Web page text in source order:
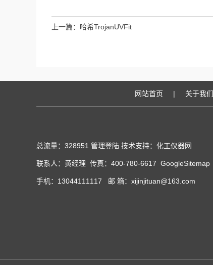
上一篇： 哈希TrojanUVFit
网站首页 | 关于我们
总流量：328951 管理登陆 技术支持：化工仪器网
联系人：黄经理 传真：400-780-6617 GoogleSitemap
手机：13044111117 邮 箱：xijinjituan@163.com